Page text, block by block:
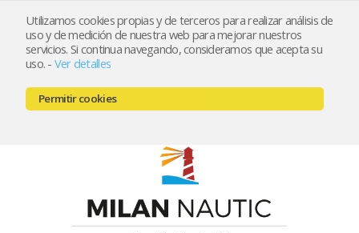
Utilizamos cookies propias y de terceros para realizar análisis de
uso y de medición de nuestra web para mejorar nuestros
servicios. Si continua navegando, consideramos que acepta su
uso. - Ver detalles
Permitir cookies
Registrarse Mi cuenta
666521122 // 654999333